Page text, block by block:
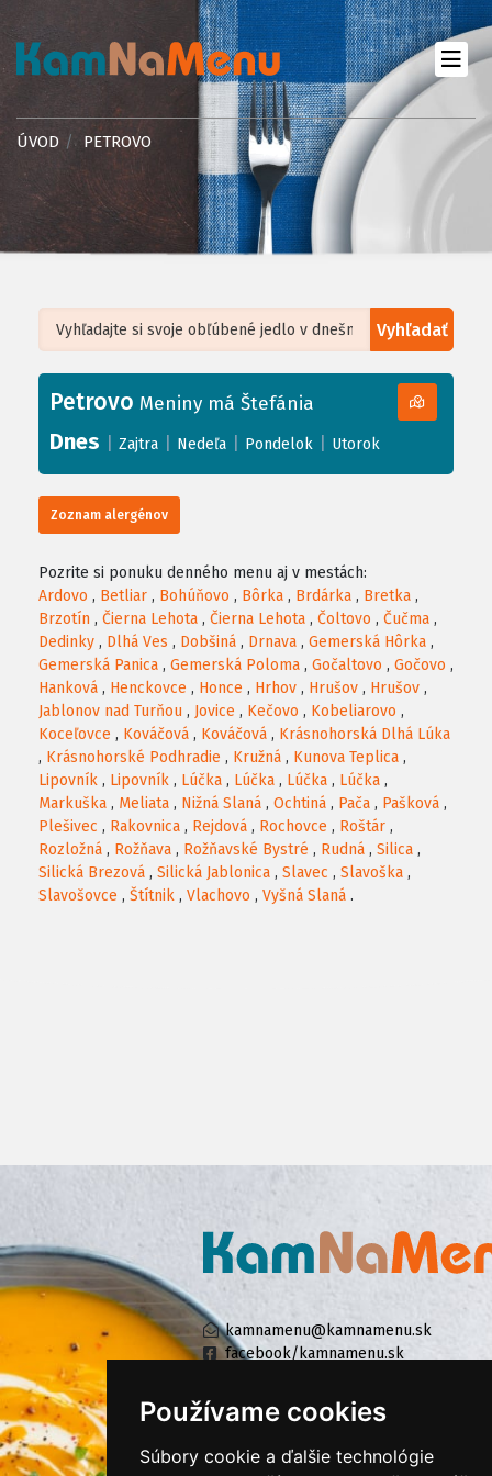
Používame cookies
Súbory cookie a ďalšie technológie
ÚVOD PETROVO
Vyhľadať
+
−
Leaflet| ©OpenStreetMap, Tiles courtesy ofHumanitarian OpenStreetMap
Petrovo Meniny má Štefánia
Dnes Zajtra Nedeľa Pondelok Utorok
Zoznam alergénov
Pozrite si ponuku denného menu aj v mestách:
Ardovo , Betliar , Bohúňovo , Bôrka , Brdárka , Bretka ,
Brzotín , Čierna Lehota , Čierna Lehota , Čoltovo , Čučma ,
Dedinky , Dlhá Ves , Dobšiná , Drnava , Gemerská Hôrka ,
Gemerská Panica , Gemerská Poloma , Gočaltovo , Gočovo ,
Hanková , Henckovce , Honce , Hrhov , Hrušov , Hrušov ,
Jablonov nad Turňou , Jovice , Kečovo , Kobeliarovo ,
Koceľovce , Kováčová , Kováčová , Krásnohorská Dlhá Lúka
, Krásnohorské Podhradie , Kružná , Kunova Teplica ,
Lipovník , Lipovník , Lúčka , Lúčka , Lúčka , Lúčka ,
Markuška , Meliata , Nižná Slaná , Ochtiná , Pača , Pašková ,
Plešivec , Rakovnica , Rejdová , Rochovce , Roštár ,
Rozložná , Rožňava , Rožňavské Bystré , Rudná , Silica ,
Silická Brezová , Silická Jablonica , Slavec , Slavoška ,
Slavošovce , Štítnik , Vlachovo , Vyšná Slaná .
kamnamenu@kamnamenu.sk
facebook/kamnamenu.sk
KONTAKTUJTE NÁS